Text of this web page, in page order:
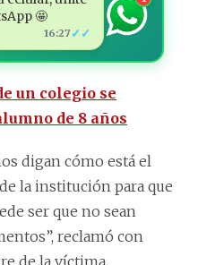
🤩
16:27 ✓✓
un colegio se
de 8 años
digan cómo está el
la institución para que
ser que no sean
reclamó con
de la víctima.